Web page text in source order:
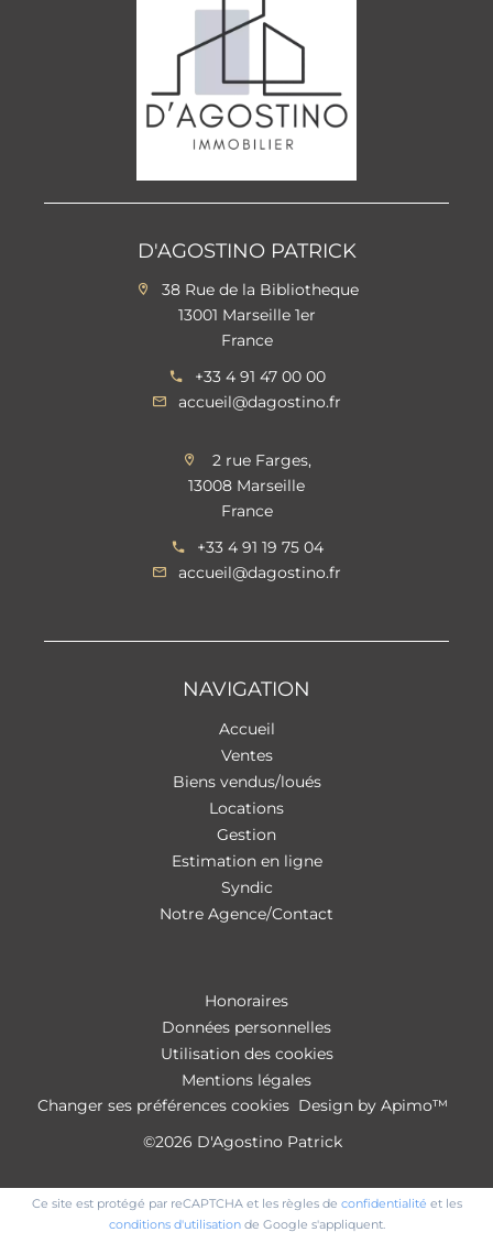
D'AGOSTINO PATRICK
38 Rue de la Bibliotheque
13001 Marseille 1er
France
+33 4 91 47 00 00
accueil@dagostino.fr
2 rue Farges,
13008 Marseille
France
+33 4 91 19 75 04
accueil@dagostino.fr
NAVIGATION
Accueil
Ventes
Biens vendus/loués
Locations
Gestion
Estimation en ligne
Syndic
Notre Agence/Contact
Honoraires
Données personnelles
Utilisation des cookies
Mentions légales
Changer ses préférences cookies Design by Apimo™
©2026 D'Agostino Patrick
Ce site est protégé par reCAPTCHA et les règles de confidentialité et les
conditions d'utilisationde Google s'appliquent.